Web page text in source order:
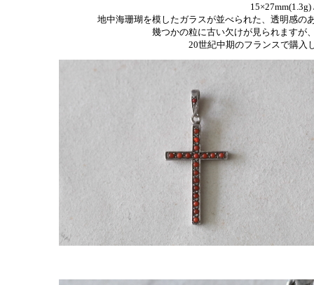
地中海珊瑚を模したガラスが並べられた、透明感の
幾つかの粒に古い欠けが見られますが
20世紀中期のフランスで購入